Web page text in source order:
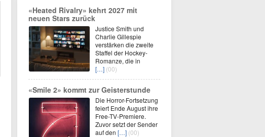
«Heated Rivalry» kehrt 2027 mit
neuen Stars zurück
Justice Smith und
Charlie Gillespie
verstärken die zweite
Staffel der Hockey-
Romanze, die in
[…] (00)
«Smile 2» kommt zur Geisterstunde
Die Horror-Fortsetzung
feiert Ende August ihre
Free-TV-Premiere.
Zuvor setzt der Sender
auf den […] (00)